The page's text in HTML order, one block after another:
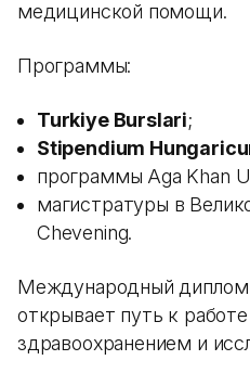
медицинской помощи.
Программы:
Turkiye Burslari;
Stipendium
программы Aga Khan
магистратуры в
Chevening.
Международный диплом
открывает путь к
здравоохранением и